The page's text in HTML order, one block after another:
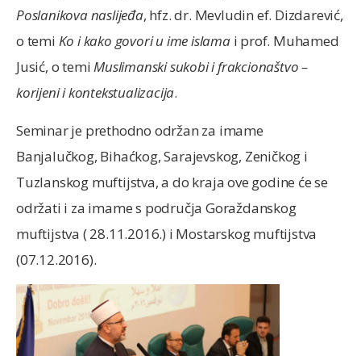
Poslanikova naslijeđa, hfz. dr. Mevludin ef. Dizdarević,
o temi Ko i kako govori u ime islamai prof. Muhamed
Jusić, o temiMuslimanski sukobi i frakcionaštvo –
korijeni i kontekstualizacija.
Seminar je prethodno održan za imame
Banjalučkog, Bihaćkog, Sarajevskog, Zeničkog i
Tuzlanskog muftijstva, a do kraja ove godine će se
održati i za imame s područja Goraždanskog
muftijstva ( 28.11.2016.) i Mostarskog muftijstva
(07.12.2016).